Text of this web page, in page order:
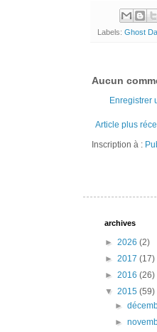
Labels: Ghost
Aucun
Enregistrer
Article plus
Inscription à :
archives
► 2026 (2)
► 2017 (17)
► 2016 (26)
▼ 2015 (59)
►
►